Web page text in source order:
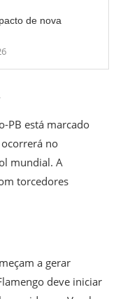
de nova
PB está marcado
no
mundial. A
torcedores
a gerar
deve iniciar